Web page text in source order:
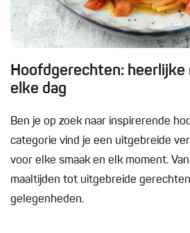
Hoofdgerechten: heerlijke
elke dag
Ben je op zoek naar inspirerende
categorie vind je een uitgebreide
voor elke smaak en elk moment.
maaltijden tot uitgebreide
gelegenheden.